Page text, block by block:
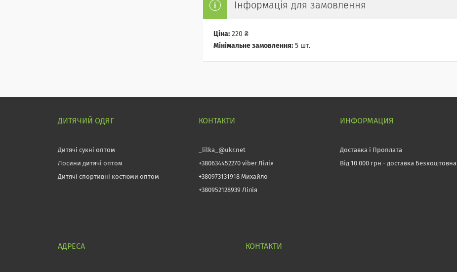
Інформація для замовлення
Ціна: 220 ₴
Мінімальне замовлення: 5 шт.
ДИТЯЧИЙ ОДЯГ
Дитячі сукні оптом
Лосини дитячі оптом
Дитячі спортивні костюми оптом
КОНТАКТИ
_lilka_@ukr.net
+380634452270 viber Лілія
+380973131918 Михайло
+380952128939 Лілія
ИНФОРМАЦИЯ
Доставка і Проплата
Від 10 000 грн - доставка Безкоштовна